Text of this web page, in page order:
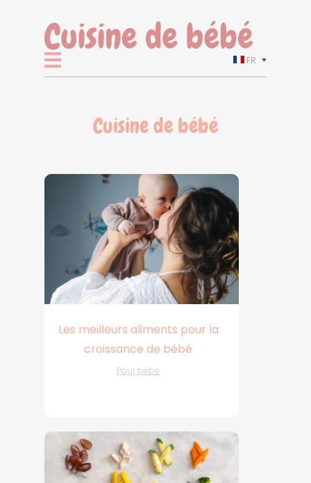
FR
Cuisine de bébé
Les meilleurs aliments pour la
croissance de bébé
Pour bébé